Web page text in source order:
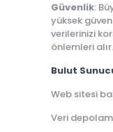
Güvenlik:
yüksek
verilerinizi
önlemleri alır.
Bulut
Web sitesi
Veri